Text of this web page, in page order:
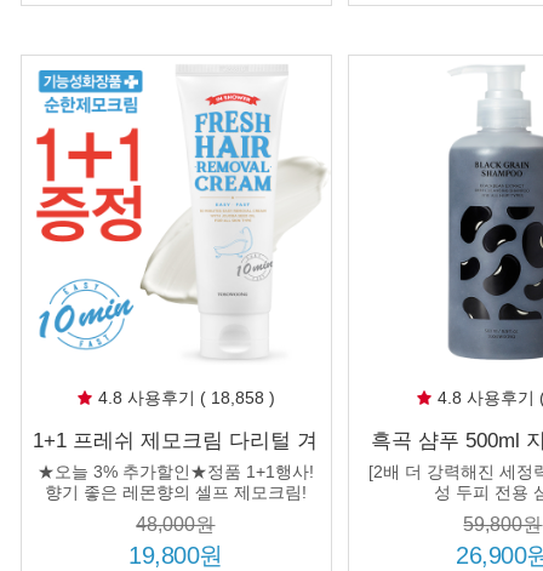
4.8 사용후기 ( 18,858 )
1+1 프레쉬 제모크림 다리털 겨
드랑이 종아리 팔 셀프 제모제
브라질리언 왁싱 남자 여성
★오늘 3% 추가할인★정품 1+1행사!
향기 좋은 레몬향의 셀프 제모크림!
48,000원
19,800원
4.8 사용후기
흑곡 샴푸 500ml
두피 순한 저자극
검정콩 어
[2배 더 강력해진 세정
성 두피 전용
59,800원
26,900